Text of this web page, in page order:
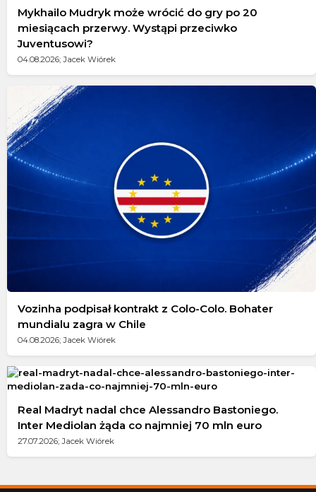
Mykhailo Mudryk może wrócić do gry po 20
miesiącach przerwy. Wystąpi przeciwko
Juventusowi?
04.08.2026; Jacek Wiórek
Vozinha podpisał kontrakt z Colo-Colo. Bohater
mundialu zagra w Chile
04.08.2026; Jacek Wiórek
Real Madryt nadal chce Alessandro Bastoniego.
Inter Mediolan żąda co najmniej 70 mln euro
27.07.2026; Jacek Wiórek